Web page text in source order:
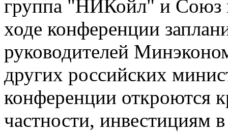
группа "НИКойл" и Союз
ходе конференции
руководителей
других российских
конференции откроются
частности, инвестициям